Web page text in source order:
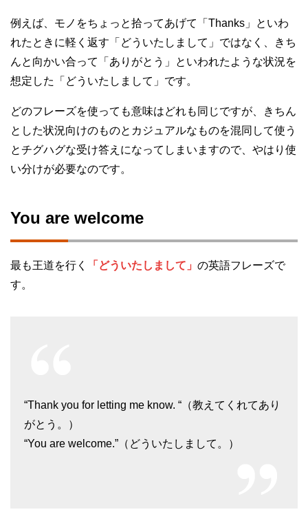
例えば、モノをちょっと拾ってあげて「Thanks」といわ
れたときに軽く返す「どういたしまして」ではなく、きち
んと向かい合って「ありがとう」といわれたような状況を
想定した「どういたしまして」です。
どのフレーズを使っても意味はどれも同じですが、きちん
とした状況向けのものとカジュアルなものを混同して使う
とチグハグな受け答えになってしまいますので、やはり使
い分けが必要なのです。
You are welcome
最も王道を行く 「どういたしまして」 の英語フレーズで
す。
“Thank you for letting me know. “（教えてくれてあり
がとう。）
“You are welcome.”（どういたしまして。）